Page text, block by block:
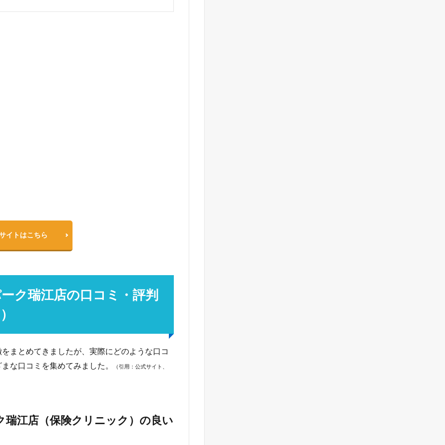
イトはこちら
ク瑞江店の口コミ・評判
まとめてきましたが、実際にどのような口コ
な口コミを集めてみました。
（引用：公式サイト、
江店（保険クリニック）の良い